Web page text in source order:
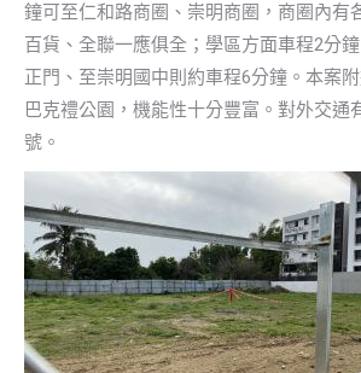
鐘可至仁和路商圈、崇明商圈，商圈內有
百貨、全聯一應俱全；學區方面車程2分
正門、至崇明國中則約車程6分鐘。本案
巴克禮公園，機能性十分豐富。對外交通
號。